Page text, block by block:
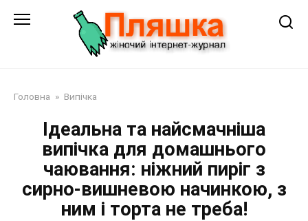
Головна » Випічка
Ідеальна та найсмачніша
випічка для домашнього
чаювання: ніжний пиріг з
сирно-вишневою начинкою, з
ним і торта не треба!